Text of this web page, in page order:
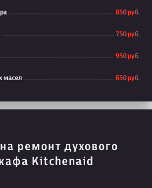
850 руб.
750 руб.
950 руб.
масел 650 руб.
ремонт духового
Kitchenaid